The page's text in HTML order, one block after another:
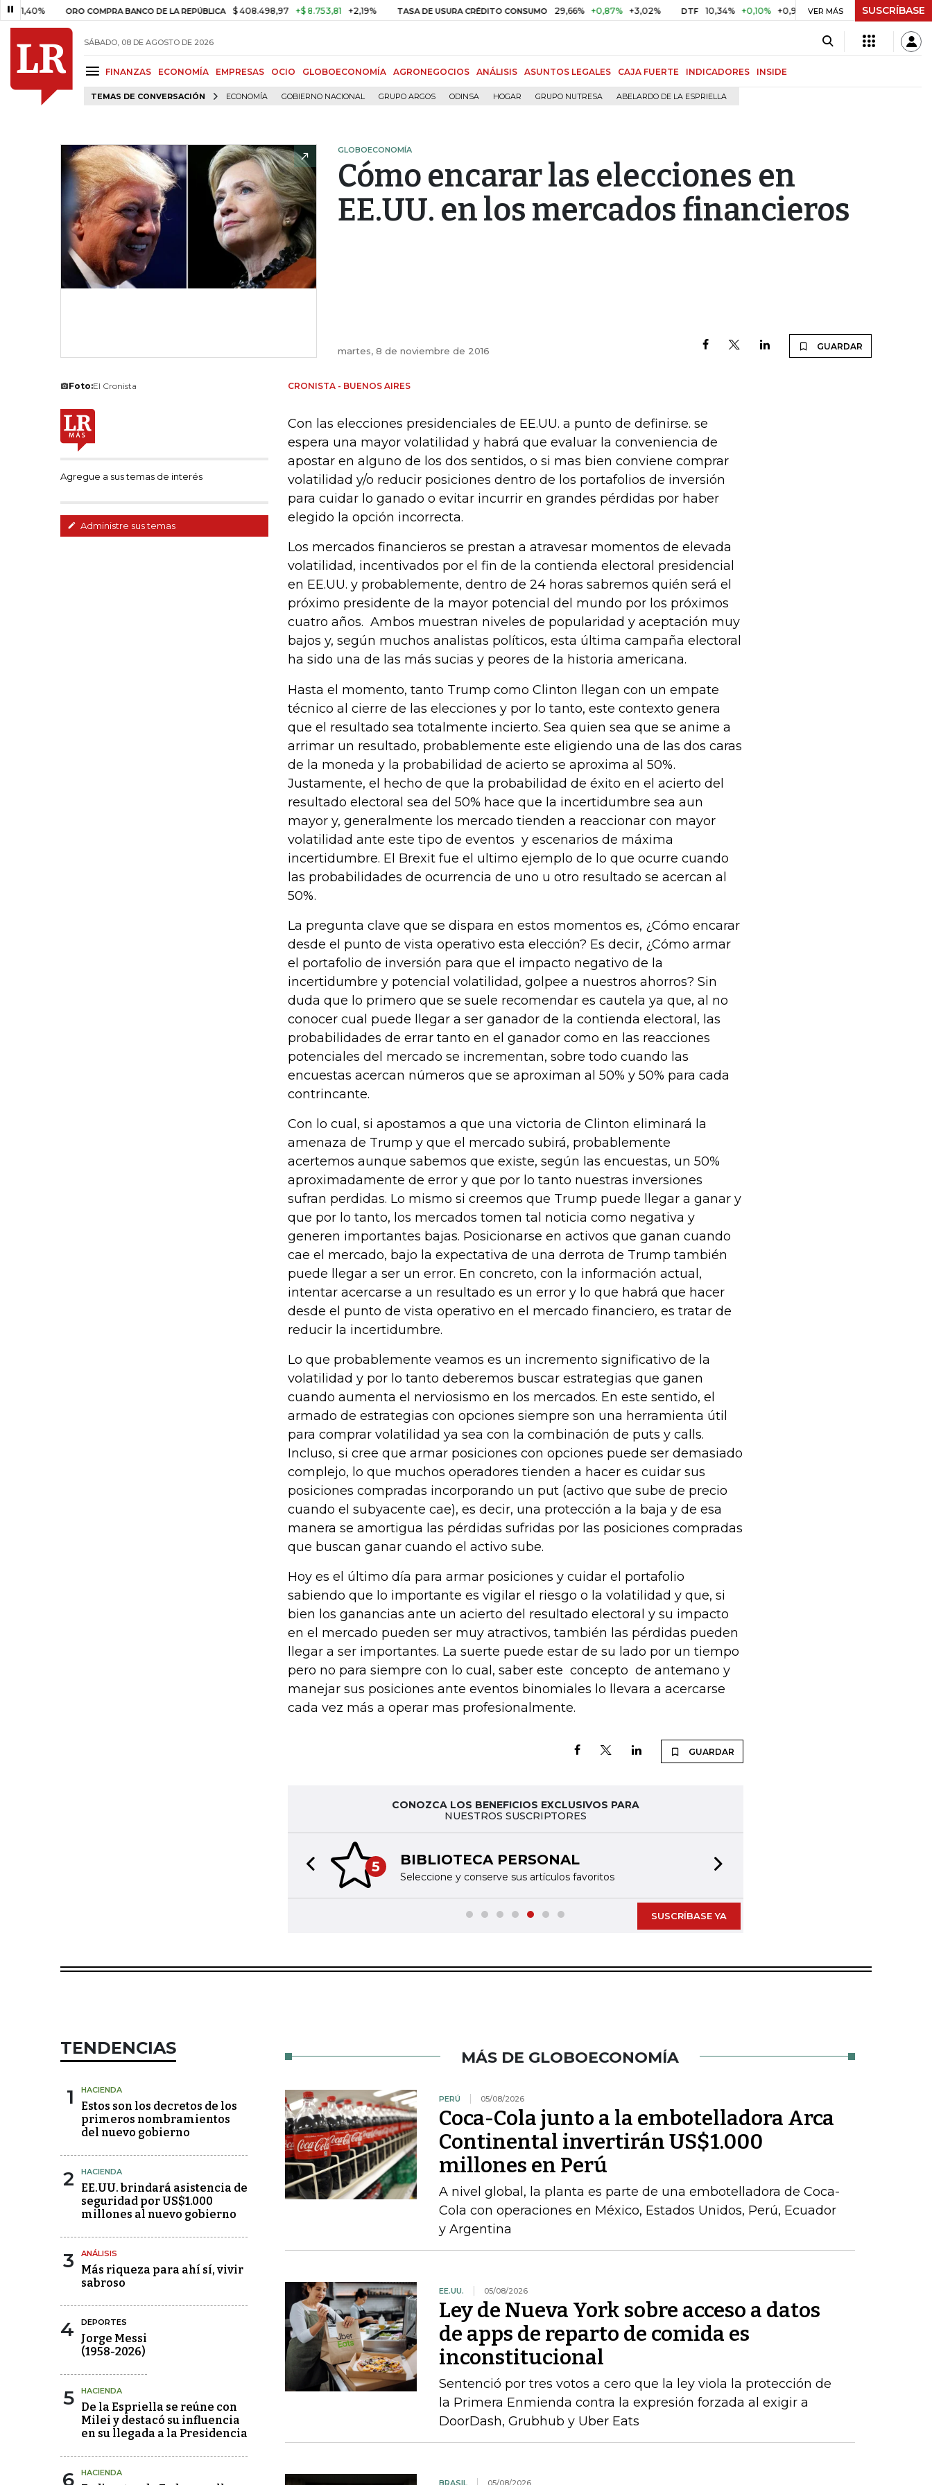
ORO COMPRA BANCO DE LA REPÚBLICA $ 408.498,97 +$ 8.753,81 +2,19% TASA DE USURA CRÉDITO CONSUMO 29,66% +0,87% +3,02% DTF 10,34% +0,10% +0,98% UVR $ 416,96 +$ 0,05 +0,01%
VER MÁS SUSCRÍBASE
SÁBADO, 08 DE AGOSTO DE 2026
FINANZAS ECONOMÍA EMPRESAS OCIO GLOBOECONOMÍA AGRONEGOCIOS ANÁLISIS ASUNTOS LEGALES CAJA FUERTE INDICADORES INSIDE
TEMAS DE CONVERSACIÓN ECONOMÍA GOBIERNO NACIONAL GRUPO ARGOS ODINSA HOGAR GRUPO NUTRESA ABELARDO DE LA ESPRIELLA
GLOBOECONOMÍA
Cómo encarar las elecciones en
EE.UU. en los mercados financieros
martes, 8 de noviembre de 2016 GUARDAR
Foto:El Cronista
Agregue a sus temas de interés
Administre sus temas
CRONISTA - BUENOS AIRES
Con las elecciones presidenciales de EE.UU. a punto de definirse. se
espera una mayor volatilidad y habrá que evaluar la conveniencia de
apostar en alguno de los dos sentidos, o si mas bien conviene comprar
volatilidad y/o reducir posiciones dentro de los portafolios de inversión
para cuidar lo ganado o evitar incurrir en grandes pérdidas por haber
elegido la opción incorrecta.
Los mercados financieros se prestan a atravesar momentos de elevada
volatilidad, incentivados por el fin de la contienda electoral presidencial
en EE.UU. y probablemente, dentro de 24 horas sabremos quién será el
próximo presidente de la mayor potencial del mundo por los próximos
cuatro años. Ambos muestran niveles de popularidad y aceptación muy
bajos y, según muchos analistas políticos, esta última campaña electoral
ha sido una de las más sucias y peores de la historia americana.
Hasta el momento, tanto Trump como Clinton llegan con un empate
técnico al cierre de las elecciones y por lo tanto, este contexto genera
que el resultado sea totalmente incierto. Sea quien sea que se anime a
arrimar un resultado, probablemente este eligiendo una de las dos caras
de la moneda y la probabilidad de acierto se aproxima al 50%.
Justamente, el hecho de que la probabilidad de éxito en el acierto del
resultado electoral sea del 50% hace que la incertidumbre sea aun
mayor y, generalmente los mercado tienden a reaccionar con mayor
volatilidad ante este tipo de eventos y escenarios de máxima
incertidumbre. El Brexit fue el ultimo ejemplo de lo que ocurre cuando
las probabilidades de ocurrencia de uno u otro resultado se acercan al
50%.
La pregunta clave que se dispara en estos momentos es, ¿Cómo encarar
desde el punto de vista operativo esta elección? Es decir, ¿Cómo armar
el portafolio de inversión para que el impacto negativo de la
incertidumbre y potencial volatilidad, golpee a nuestros ahorros? Sin
duda que lo primero que se suele recomendar es cautela ya que, al no
conocer cual puede llegar a ser ganador de la contienda electoral, las
probabilidades de errar tanto en el ganador como en las reacciones
potenciales del mercado se incrementan, sobre todo cuando las
encuestas acercan números que se aproximan al 50% y 50% para cada
contrincante.
Con lo cual, si apostamos a que una victoria de Clinton eliminará la
amenaza de Trump y que el mercado subirá, probablemente
acertemos aunque sabemos que existe, según las encuestas, un 50%
aproximadamente de error y que por lo tanto nuestras inversiones
sufran perdidas. Lo mismo si creemos que Trump puede llegar a ganar y
que por lo tanto, los mercados tomen tal noticia como negativa y
generen importantes bajas. Posicionarse en activos que ganan cuando
cae el mercado, bajo la expectativa de una derrota de Trump también
puede llegar a ser un error. En concreto, con la información actual,
intentar acercarse a un resultado es un error y lo que habrá que hacer
desde el punto de vista operativo en el mercado financiero, es tratar de
reducir la incertidumbre.
Lo que probablemente veamos es un incremento significativo de la
volatilidad y por lo tanto deberemos buscar estrategias que ganen
cuando aumenta el nerviosismo en los mercados. En este sentido, el
armado de estrategias con opciones siempre son una herramienta útil
para comprar volatilidad ya sea con la combinación de puts y calls.
Incluso, si cree que armar posiciones con opciones puede ser demasiado
complejo, lo que muchos operadores tienden a hacer es cuidar sus
posiciones compradas incorporando un put (activo que sube de precio
cuando el subyacente cae), es decir, una protección a la baja y de esa
manera se amortigua las pérdidas sufridas por las posiciones compradas
que buscan ganar cuando el activo sube.
Hoy es el último día para armar posiciones y cuidar el portafolio
sabiendo que lo importante es vigilar el riesgo o la volatilidad y que, si
bien los ganancias ante un acierto del resultado electoral y su impacto
en el mercado pueden ser muy atractivos, también las pérdidas pueden
llegar a ser importantes. La suerte puede estar de su lado por un tiempo
pero no para siempre con lo cual, saber este concepto de antemano y
manejar sus posiciones ante eventos binomiales lo llevara a acercarse
cada vez más a operar mas profesionalmente.
GUARDAR
CONOZCA LOS BENEFICIOS EXCLUSIVOS PARA
NUESTROS SUSCRIPTORES
5 BIBLIOTECA PERSONAL
Seleccione y conserve sus artículos favoritos
Previous slide
SUSCRÍBASE YA
TENDENCIAS
1 HACIENDA
Estos son los decretos de los
primeros nombramientos
del nuevo gobierno
2 HACIENDA
EE.UU. brindará asistencia de
seguridad por US$1.000
millones al nuevo gobierno
3 ANÁLISIS
Más riqueza para ahí sí, vivir
sabroso
4 DEPORTES
Jorge Messi
(1958-2026)
5 HACIENDA
De la Espriella se reúne con
Milei y destacó su influencia
en su llegada a la Presidencia
6 HACIENDA
MÁS DE GLOBOECONOMÍA
PERÚ 05/08/2026
Coca-Cola junto a la embotelladora Arca
Continental invertirán US$1.000
millones en Perú
A nivel global, la planta es parte de una embotelladora de Coca-
Cola con operaciones en México, Estados Unidos, Perú, Ecuador
y Argentina
EE.UU. 05/08/2026
Ley de Nueva York sobre acceso a datos
de apps de reparto de comida es
inconstitucional
Sentenció por tres votos a cero que la ley viola la protección de
la Primera Enmienda contra la expresión forzada al exigir a
DoorDash, Grubhub y Uber Eats
BRASIL 05/08/2026